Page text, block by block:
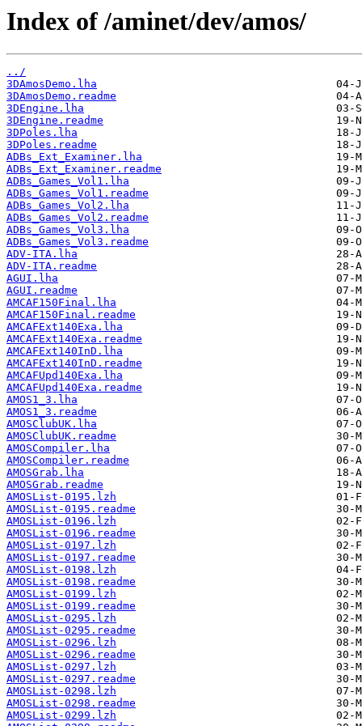
Index of /aminet/dev/amos/
../
3DAmosDemo.lha
3DAmosDemo.readme
3DEngine.lha
3DEngine.readme
3DPoles.lha
3DPoles.readme
ADBs_Ext_Examiner.lha
ADBs_Ext_Examiner.readme
ADBs_Games_Vol1.lha
ADBs_Games_Vol1.readme
ADBs_Games_Vol2.lha
ADBs_Games_Vol2.readme
ADBs_Games_Vol3.lha
ADBs_Games_Vol3.readme
ADV-ITA.lha
ADV-ITA.readme
AGUI.lha
AGUI.readme
AMCAF150Final.lha
AMCAF150Final.readme
AMCAFExt140Exa.lha
AMCAFExt140Exa.readme
AMCAFExt140InD.lha
AMCAFExt140InD.readme
AMCAFUpd140Exa.lha
AMCAFUpd140Exa.readme
AMOS1_3.lha
AMOS1_3.readme
AMOSClubUK.lha
AMOSClubUK.readme
AMOSCompiler.lha
AMOSCompiler.readme
AMOSGrab.lha
AMOSGrab.readme
AMOSList-0195.lzh
AMOSList-0195.readme
AMOSList-0196.lzh
AMOSList-0196.readme
AMOSList-0197.lzh
AMOSList-0197.readme
AMOSList-0198.lzh
AMOSList-0198.readme
AMOSList-0199.lzh
AMOSList-0199.readme
AMOSList-0295.lzh
AMOSList-0295.readme
AMOSList-0296.lzh
AMOSList-0296.readme
AMOSList-0297.lzh
AMOSList-0297.readme
AMOSList-0298.lzh
AMOSList-0298.readme
AMOSList-0299.lzh